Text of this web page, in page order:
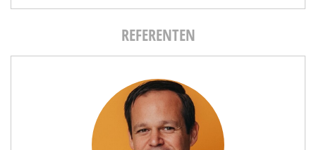
REFERENTEN